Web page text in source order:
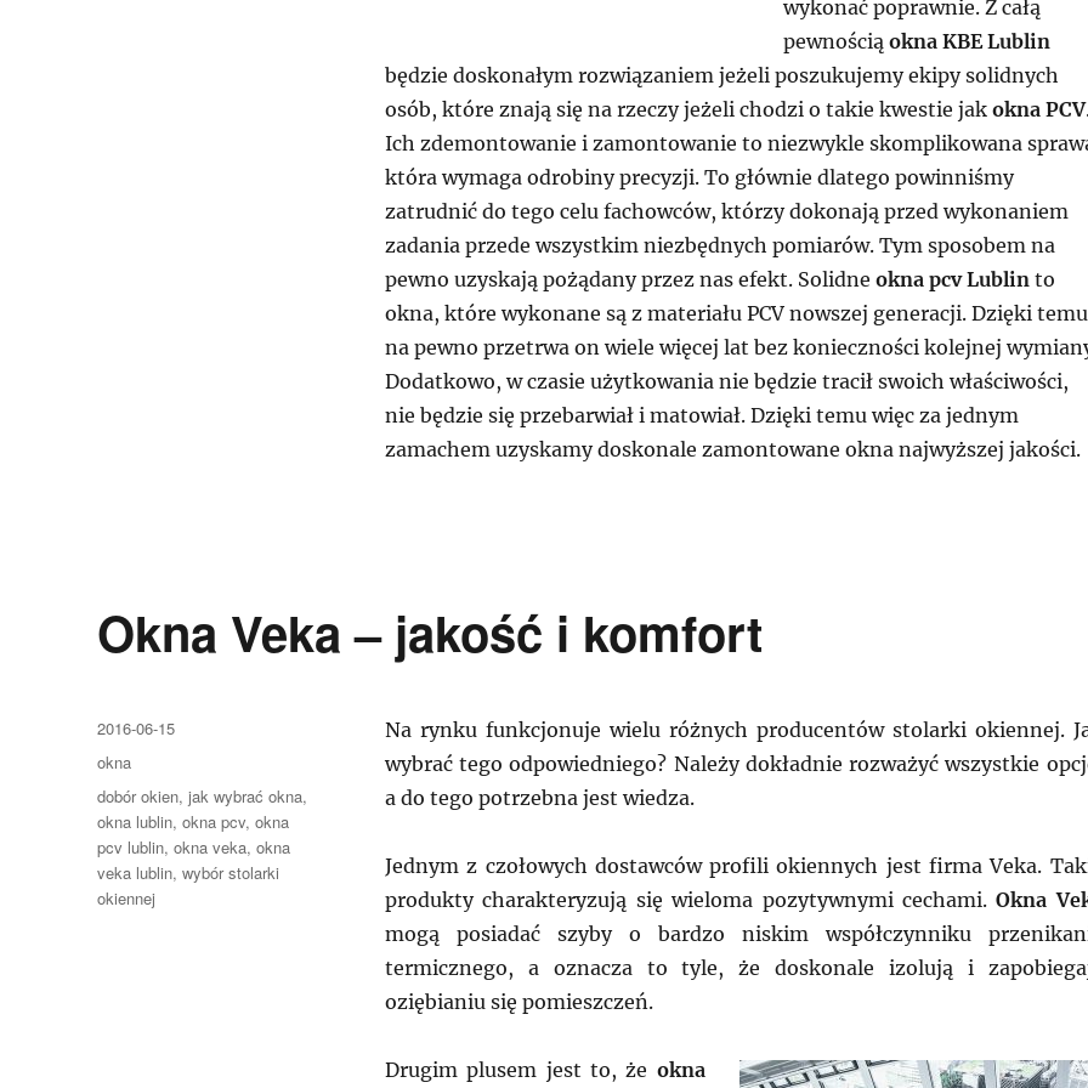
wykonać poprawnie. Z całą
pewnością okna KBE Lublin
będzie doskonałym rozwiązaniem jeżeli poszukujemy ekipy solidnych
osób, które znają się na rzeczy jeżeli chodzi o takie kwestie jak okna PCV
Ich zdemontowanie i zamontowanie to niezwykle skomplikowana
która wymaga odrobiny precyzji. To głównie dlatego powinniśmy
zatrudnić do tego celu fachowców, którzy dokonają przed wykonaniem
zadania przede wszystkim niezbędnych pomiarów. Tym sposobem na
pewno uzyskają pożądany przez nas efekt. Solidne okna pcv Lublin to
okna, które wykonane są z materiału PCV nowszej generacji. Dzięki temu
na pewno przetrwa on wiele więcej lat bez konieczności kolejnej
Dodatkowo, w czasie użytkowania nie będzie tracił swoich właściwości,
nie będzie się przebarwiał i matowiał. Dzięki temu więc za jednym
zamachem uzyskamy doskonale zamontowane okna najwyższej jakości.
Okna Veka – jakość i komfort
Na rynku funkcjonuje wielu różnych producentów stolarki okiennej.
wybrać tego odpowiedniego? Należy dokładnie rozważyć wszystkie
a do tego potrzebna jest wiedza.
Jednym z czołowych dostawców profili okiennych jest firma Veka.
produkty charakteryzują się wieloma pozytywnymi cechami.Okna
mogą posiadać szyby o bardzo niskim współczynniku
termicznego, a oznacza to tyle, że doskonale izolują i
oziębianiu się pomieszczeń.
Drugim plusem jest to, że okna
Data
publikacji
2016-06-15
Kategorie
okna
Tagi
dobór okien,jak wybrać okna,
okna lublin,okna pcv,okna
pcv lublin,okna veka,okna
veka lublin,wybór stolarki
okiennej